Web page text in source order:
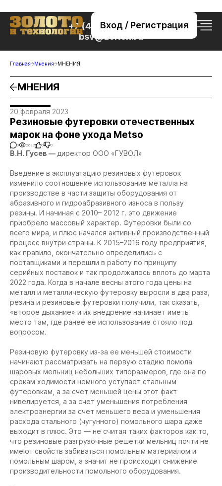
Вход / Регистрация
+7 (495) 221-76-32
bsv@zolteh.ru
Главная Мнения МНЕНИЯ
МНЕНИЯ
20 февраля 2023
Резиновые футеровки отечественных
марок на фоне ухода Metso
0 2637 0 0
В.Н. Гусев — директор ООО «ГУВОЛ»
Введение в эксплуатацию резиновых футеровок
изменило соотношение использование металла на
производстве в части защиты оборудования от
абразивного и гидроабразивного износа в пользу
резины. И начиная с 2010– 2012 г. это движение
приобрело массовый характер. Футеровки были со
всего мира, и плюс начался активный производственный
процесс внутри страны. К 2015–2016 году предприятия,
как правило, окончательно определились с
поставщиками и перешли в работу по принципу
серийных поставок и так продолжалось вплоть до марта
2022 года. Когда в начале весны этого года цены на
металл и металлическую футеровку выросли в два раза,
резина и резиновые футеровки получили, так сказать,
«второе дыхание» и их внедрение начинает иметь
место там, где ранее ее использование стояло под
вопросом.
Резиновую футеровку из-за ее меньшей стоимости
начинают рассматривать на первую стадию помола
шаровых мельниц небольших типоразмеров, где она по
срокам ходимости немного уступает стальным
футеровкам, а за счет меньшей цены этот факт
нивелируется, а за счет уменьшения потребления
электроэнергии за счет меньшего веса и уменьшения
расхода стального (чугунного) помольного шара даже
выходит в плюс. Это — не считая таких факторов как то,
что резиновые разгрузочные решетки мельниц почти не
имеют свойств забиваться помольным материалом и
помольным шаром, а значит не происходит снижение
производительности помольного оборудования.